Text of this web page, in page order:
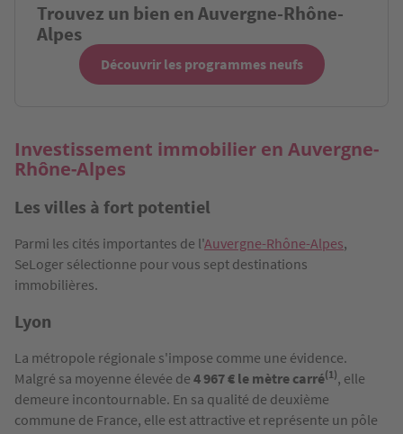
Trouvez un bien en Auvergne-Rhône-
Alpes
Découvrir les programmes neufs
Investissement immobilier en Auvergne-
Rhône-Alpes
Les villes à fort potentiel
Parmi les cités importantes de l'Auvergne-Rhône-Alpes,
SeLoger sélectionne pour vous sept destinations
immobilières.
Lyon
La métropole régionale s'impose comme une évidence.
Malgré sa moyenne élevée de 4 967 € le mètre carré(1), elle
demeure incontournable. En sa qualité de deuxième
commune de France, elle est attractive et représente un pôle